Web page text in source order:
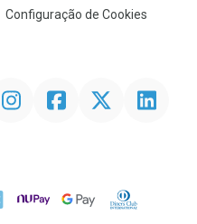
Configuração de Cookies
FacebookTwitter Linkedin
NuPay Google PayDiners Club